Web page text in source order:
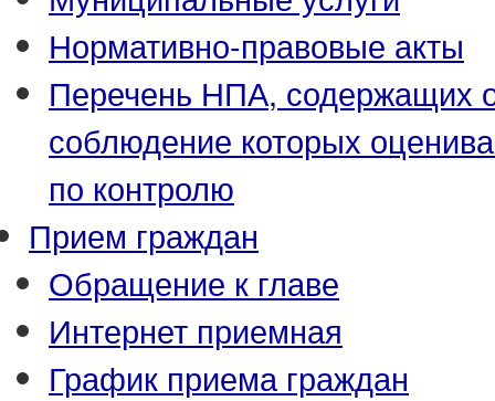
Нормативно-правовые акты
Перечень НПА, содержащих
соблюдение которых
по контролю
Прием граждан
Обращение к главе
Интернет приемная
График приема граждан